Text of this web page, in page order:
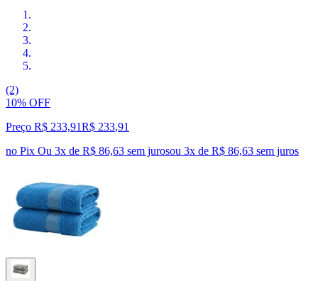
(2)
10% OFF
Preço R$ 233,91R$ 233,91
no Pix Ou 3x de R$ 86,63 sem jurosou 3x de R$ 86,63 sem juros